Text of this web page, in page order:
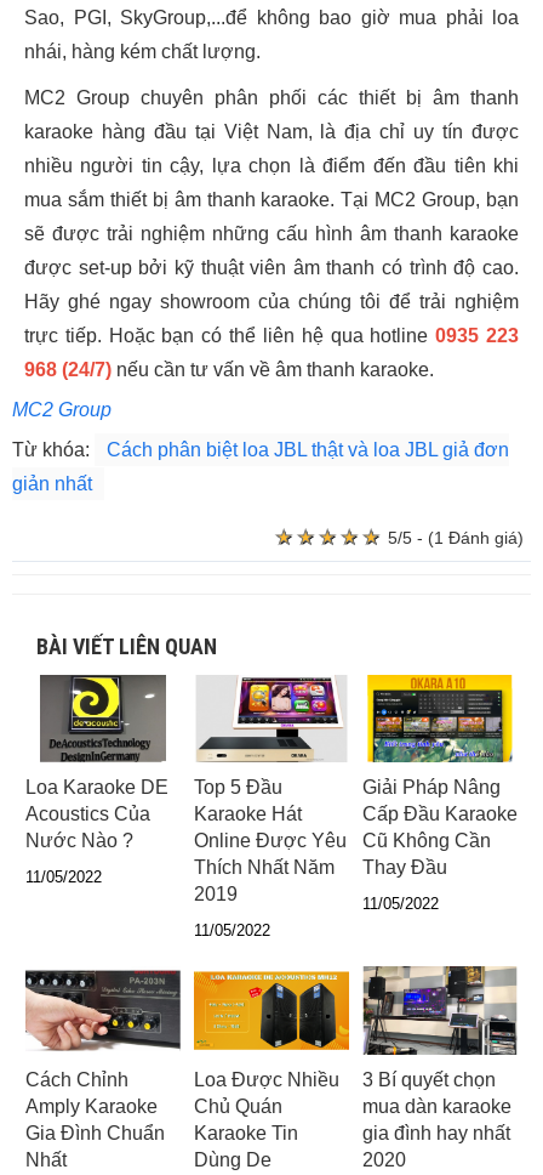
Sao, PGI, SkyGroup,...để không bao giờ mua phải loa
nhái, hàng kém chất lượng.
MC2 Group chuyên phân phối các thiết bị âm thanh
karaoke hàng đầu tại Việt Nam, là địa chỉ uy tín được
nhiều người tin cậy, lựa chọn là điểm đến đầu tiên khi
mua sắm thiết bị âm thanh karaoke. Tại MC2 Group, bạn
sẽ được trải nghiệm những cấu hình âm thanh karaoke
được set-up bởi kỹ thuật viên âm thanh có trình độ cao.
Hãy ghé ngay showroom của chúng tôi để trải nghiệm
trực tiếp. Hoặc bạn có thể liên hệ qua hotline0935 223
968 (24/7) nếu cần tư vấn về âm thanh karaoke.
MC2 Group
Từ khóa:
Cách phân biệt loa JBL thật và loa JBL giả đơn
giản nhất
★ ★ ★ ★ ★
★ ★ ★ ★ ★ 5/5 - (1 Đánh giá)
BÀI VIẾT LIÊN QUAN
Loa Karaoke DE
Acoustics Của
Nước Nào ?
11/05/2022
Top 5 Đầu
Karaoke Hát
Online Được Yêu
Thích Nhất Năm
2019
11/05/2022
Giải Pháp Nâng
Cấp Đầu Karaoke
Cũ Không Cần
Thay Đầu
11/05/2022
Cách Chỉnh
Amply Karaoke
Gia Đình Chuẩn
Nhất
Loa Được Nhiều
Chủ Quán
Karaoke Tin
Dùng De
3 Bí quyết chọn
mua dàn karaoke
gia đình hay nhất
2020